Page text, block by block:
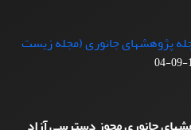
پژوهشهای جانوری (مجله زیست